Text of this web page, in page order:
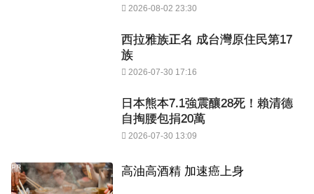
2026-08-02 23:30
西拉雅族正名 成台灣原住民第17
族
2026-07-30 17:16
日本熊本7.1強震釀28死！賴清德
自掏腰包捐20萬
2026-07-30 13:09
高油高酒精 加速癌上身
PR